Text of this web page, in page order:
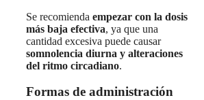
Se recomienda empezar con la dosis
más baja efectiva, ya que una
cantidad excesiva puede causar
somnolencia diurna y alteraciones
del ritmo circadiano.
Formas de administración